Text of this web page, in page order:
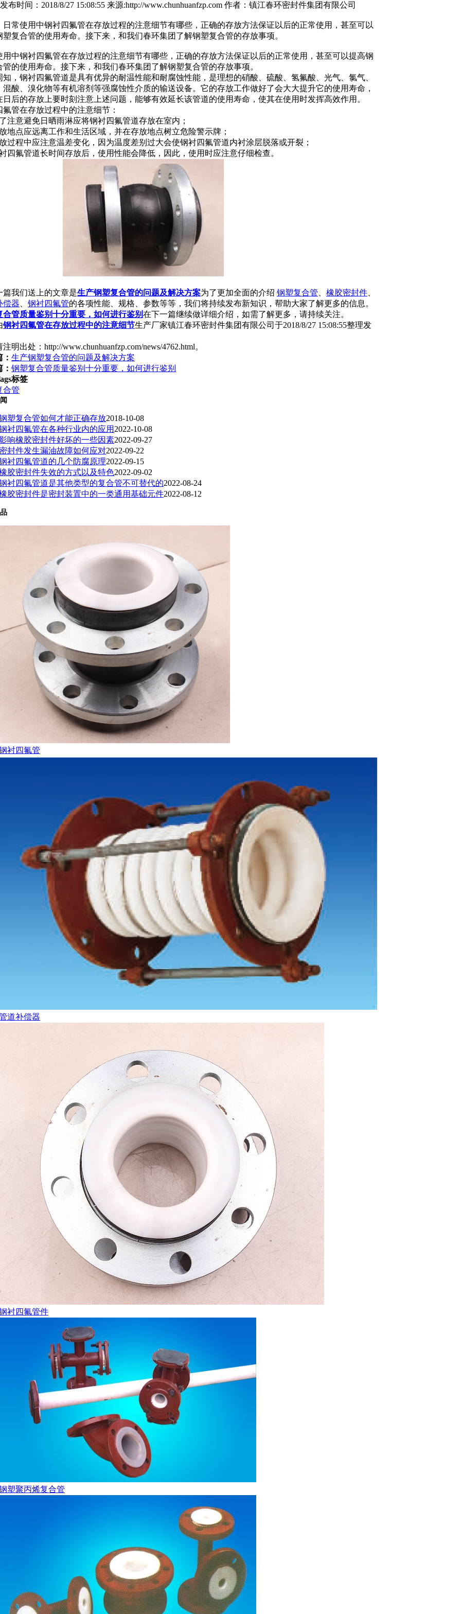
发布时间：2018/8/27 15:08:55 来源:http://www.chunhuanfzp.com 作者：镇江春环密封件集团有限公司
日常使用中钢衬四氟管在存放过程的注意细节有哪些，正确的存放方法保证以后的正常使用，甚至可以
塑复合管的使用寿命。接下来，和我们春环集团了解钢塑复合管的存放事项。
用中钢衬四氟管在存放过程的注意细节有哪些，正确的存放方法保证以后的正常使用，甚至可以提高钢
管的使用寿命。接下来，和我们春环集团了解钢塑复合管的存放事项。
知，钢衬四氟管道是具有优异的耐温性能和耐腐蚀性能，是理想的硝酸、硫酸、氢氟酸、光气、氯气、
混酸、溴化物等有机溶剂等强腐蚀性介质的输送设备。它的存放工作做好了会大大提升它的使用寿命，
日后的存放上要时刻注意上述问题，能够有效延长该管道的使用寿命，使其在使用时发挥高效作用。
氟管在存放过程中的注意细节：
注意避免日晒雨淋应将钢衬四氟管道存放在室内；
地点应远离工作和生活区域，并在存放地点树立危险警示牌；
过程中应注意温差变化，因为温度差别过大会使钢衬四氟管道内衬涂层脱落或开裂；
四氟管道长时间存放后，使用性能会降低，因此，使用时应注意仔细检查。
我们送上的文章是生产钢塑复合管的问题及解决方案为了更加全面的介绍 钢塑复合管 橡胶密封件
偿器
钢衬四氟管的各项性能、规格、参数等等，我们将持续发布新知识，帮助大家了解更多的信息。
合管质量鉴别十分重要，如何进行鉴别在下一篇继续做详细介绍，如需了解更多，请持续关注。
钢衬四氟管在存放过程中的注意细节生产厂家镇江春环密封件集团有限公司于2018/8/27 15:08:55整理发
明出处：http://www.chunhuanfzp.com/news/4762.html。
生产钢塑复合管的问题及解决方案
钢塑复合管质量鉴别十分重要，如何进行鉴别
标签
合管
塑复合管如何才能正确存放2018-10-08
衬四氟管在各种行业内的应用 2022-10-08
响橡胶密封件好坏的一些因素2022-09-27
封件发生漏油故障如何应对2022-09-22
衬四氟管道的几个防腐原理2022-09-15
胶密封件失效的方式以及特色2022-09-02
衬四氟管道是其他类型的复合管不可替代的2022-08-24
胶密封件是密封装置中的一类通用基础元件2022-08-12
衬四氟管
道补偿器
衬四氟管件
塑聚丙烯复合管